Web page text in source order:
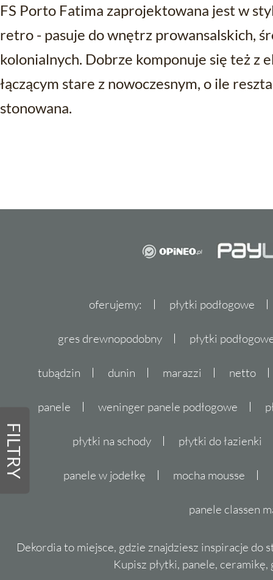
FILTRY
FS Porto Fatima zaprojektowana jest w
retro - pasuje do wnętrz prowansalskich,
kolonialnych. Dobrze komponuje się też z
łączącym stare z nowoczesnym, o ile
stonowana.
oferujemy: płytki podłogowe
gres drewnopodobny płytki
tubądzin dunin marazzi netto
panele weninger panele podłogowe
płytki na schody płytki do łazienki
panele w jodełkę mocha mousse
panele classen
Dekordia to miejsce, gdzie znajdziesz inspiracje do
Kupisz płytki, panele,